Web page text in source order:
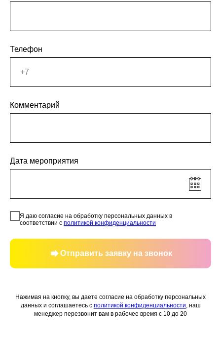
Телефон
Комментарий
Дата мероприятия
Я даю согласие на обработку персональных данных в
соответствии с политикой конфиденциальности
Отправить заявку на звонок
Нажимая на кнопку, вы даете согласие на обработку персональных
данных и соглашаетесь c политикой конфиденциальности , наш
менеджер перезвонит вам в рабочее время с 10 до 20